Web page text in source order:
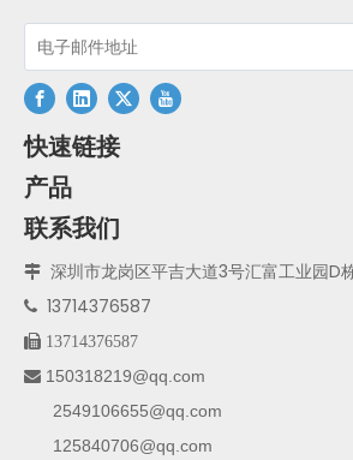
快速链接
产品
联系我们
 深圳市龙岗区平吉大道3号汇富工业园D
 13714376587
 13714376587
 150318219@qq.com
2549106655@qq.com
125840706@qq.com